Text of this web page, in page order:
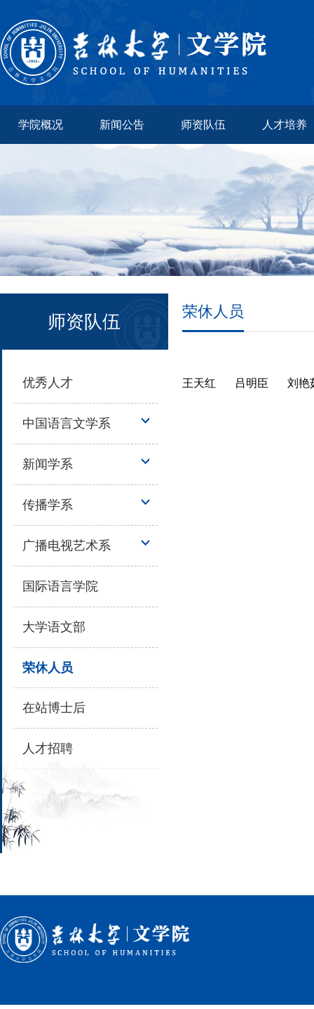
学院概况 新闻公告 师资队伍 人才培养
师资队伍
优秀人才
中国语言文学系
新闻学系
传播学系
广播电视艺术系
国际语言学院
大学语文部
荣休人员
在站博士后
人才招聘
荣休人员
王天红 吕明臣 刘艳